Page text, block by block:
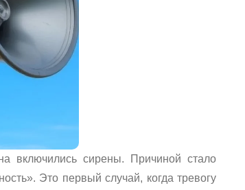
включились сирены. Причиной стало
Это первый случай, когда тревогу